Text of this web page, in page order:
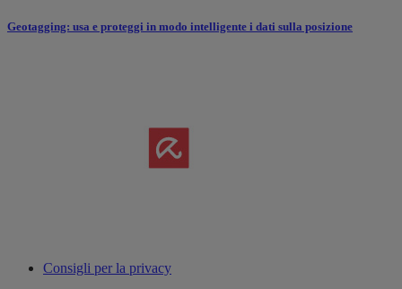
Geotagging: usa e proteggi in modo intelligente i dati sulla posizione
Consigli per la privacy